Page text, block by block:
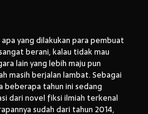
yang dilakukan para pembuat
berani, kalau tidak mau
lain yang lebih maju pun
masih berjalan lambat. Sebagai
beberapa tahun ini sedang
dari novel fiksi ilmiah terkenal
sudah dari tahun 2014,